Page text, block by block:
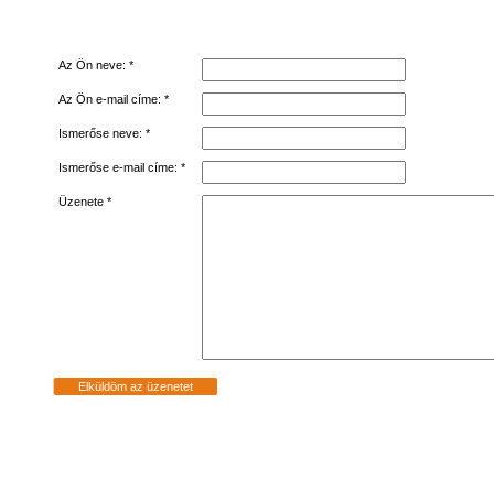
Az Ön neve: *
Az Ön e-mail címe: *
Ismerőse neve: *
Ismerőse e-mail címe: *
Üzenete *